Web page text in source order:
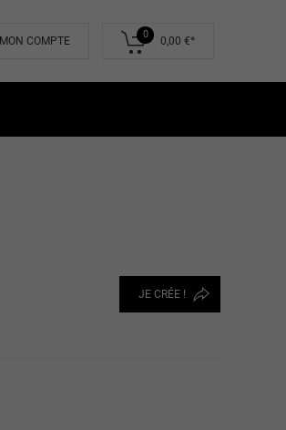
MON COMPTE
0
0,00 €*
JE CRÉE !